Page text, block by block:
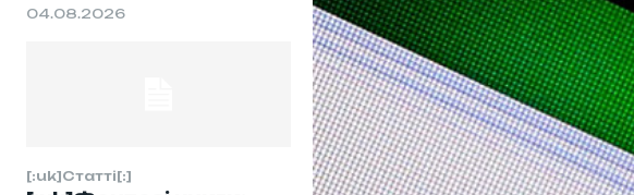
04.08.2026
[:uk]Статті[:]